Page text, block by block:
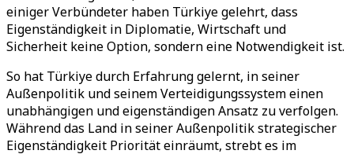
einiger Verbündeter haben Türkiye gelehrt, dass
Eigenständigkeit in Diplomatie, Wirtschaft und
Sicherheit keine Option, sondern eine Notwendigkeit ist.
So hat Türkiye durch Erfahrung gelernt, in seiner
Außenpolitik und seinem Verteidigungssystem einen
unabhängigen und eigenständigen Ansatz zu verfolgen.
Während das Land in seiner Außenpolitik strategischer
Eigenständigkeit Priorität einräumt, strebt es im